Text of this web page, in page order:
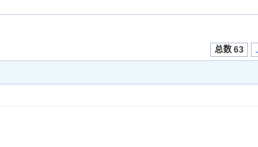
总数 63